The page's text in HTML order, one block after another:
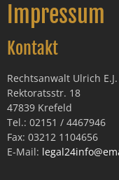
Impressum
Kontakt
Rechtsanwalt Ulrich
Rektoratsstr. 18
47839 Krefeld
Tel.: 02151 / 4467946
Fax: 03212 1104656
E-Mail: